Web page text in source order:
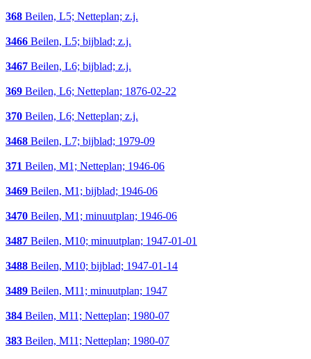
368 Beilen, L5; Netteplan; z.j.
3466 Beilen, L5; bijblad; z.j.
3467 Beilen, L6; bijblad; z.j.
369 Beilen, L6; Netteplan; 1876-02-22
370 Beilen, L6; Netteplan; z.j.
3468 Beilen, L7; bijblad; 1979-09
371 Beilen, M1; Netteplan; 1946-06
3469 Beilen, M1; bijblad; 1946-06
3470 Beilen, M1; minuutplan; 1946-06
3487 Beilen, M10; minuutplan; 1947-01-01
3488 Beilen, M10; bijblad; 1947-01-14
3489 Beilen, M11; minuutplan; 1947
384 Beilen, M11; Netteplan; 1980-07
383 Beilen, M11; Netteplan; 1980-07